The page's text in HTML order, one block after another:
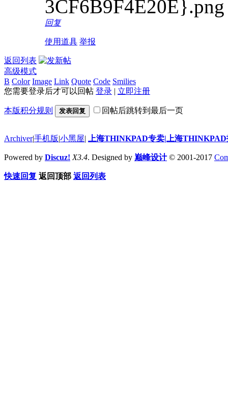
回复
使用道具 举报
返回列表
高级模式
B Color Image Link Quote Code Smilies
您需要登录后才可以回帖 登录 | 立即注册
本版积分规则 发表回复 回帖后跳转到最后一页
Archiver|手机版|小黑屋| 上海THINKPAD专卖|上海
Powered by Discuz! X3.4. Designed by 巅峰设计© 2001-2017
快速回复 返回顶部 返回列表